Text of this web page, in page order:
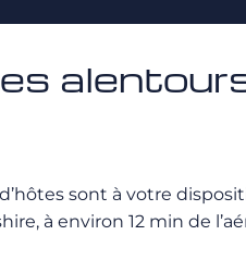
sont à votre
à environ 12 min de